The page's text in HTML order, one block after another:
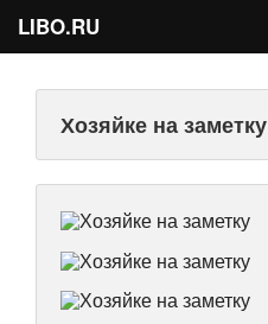
LIBO.RU
Голосования
Букофки
Хозяйке на заметку